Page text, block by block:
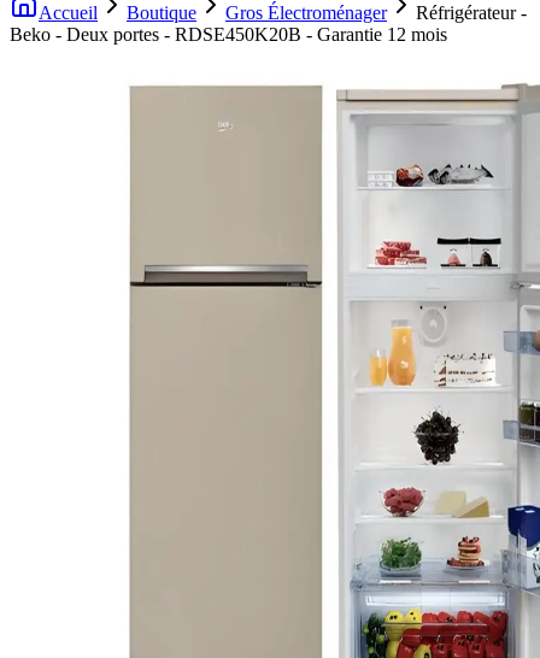
Accueil Boutique Gros Électroménager
Réfrigérateur -
Beko - Deux portes - RDSE450K20B - Garantie 12 mois